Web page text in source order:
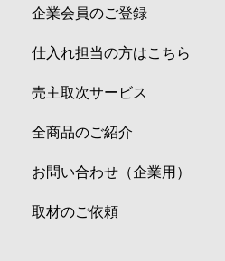
企業会員のご登録
仕入れ担当の方はこちら
売主取次サービス
全商品のご紹介
お問い合わせ（企業用）
取材のご依頼